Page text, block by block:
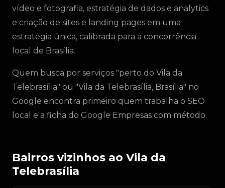
vídeo e fotografia, estratégia de dados e analytics
e criação de sites e landing pages em uma
estratégia única, calibrada para a concorrência
local de Brasília.
Quem busca por serviços "perto do Vila da
Telebrasília" ou "Vila da Telebrasília, Brasília" no
Google encontra primeiro quem trabalha o SEO
local e a ficha do Google Empresas com método.
Bairros vizinhos ao Vila da
Telebrasília